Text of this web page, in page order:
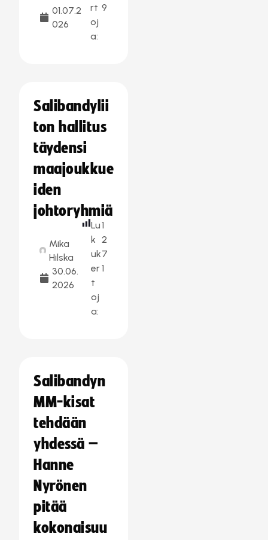
01.07.2
026
rt
oj
a:
9
Salibandylii
ton hallitus
täydensi
maajoukkue
iden
johtoryhmiä
Mika
Hilska
30.06.
2026
Lu
k
uk
er
t
oj
a:
1
2
7
1
Salibandyn
MM-kisat
tehdään
yhdessä –
Hanne
Nyrönen
pitää
kokonaisuu